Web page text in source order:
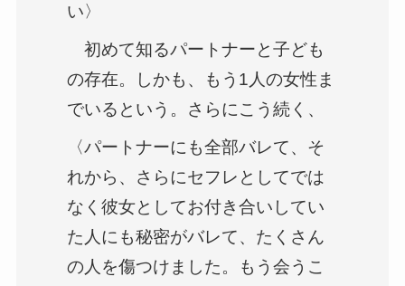
い〉
初めて知るパートナーと子ども
の存在。しかも、もう1人の女性ま
でいるという。さらにこう続く、
〈パートナーにも全部バレて、そ
れから、さらにセフレとしてでは
なく彼女としてお付き合いしてい
た人にも秘密がバレて、たくさん
の人を傷つけました。もう会うこ